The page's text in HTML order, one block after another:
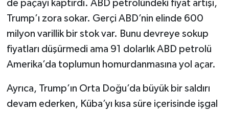
de paçayı kaptırdı. ABD petrolündeki fiyat artışı,
Trump’ı zora sokar. Gerçi ABD’nin elinde 600
milyon varillik bir stok var. Bunu devreye sokup
fiyatları düşürmedi ama 91 dolarlık ABD petrolü
Amerika’da toplumun homurdanmasına yol açar.
Ayrıca, Trump’ın Orta Doğu’da büyük bir saldırı
devam ederken, Küba’yı kısa süre içerisinde işgal